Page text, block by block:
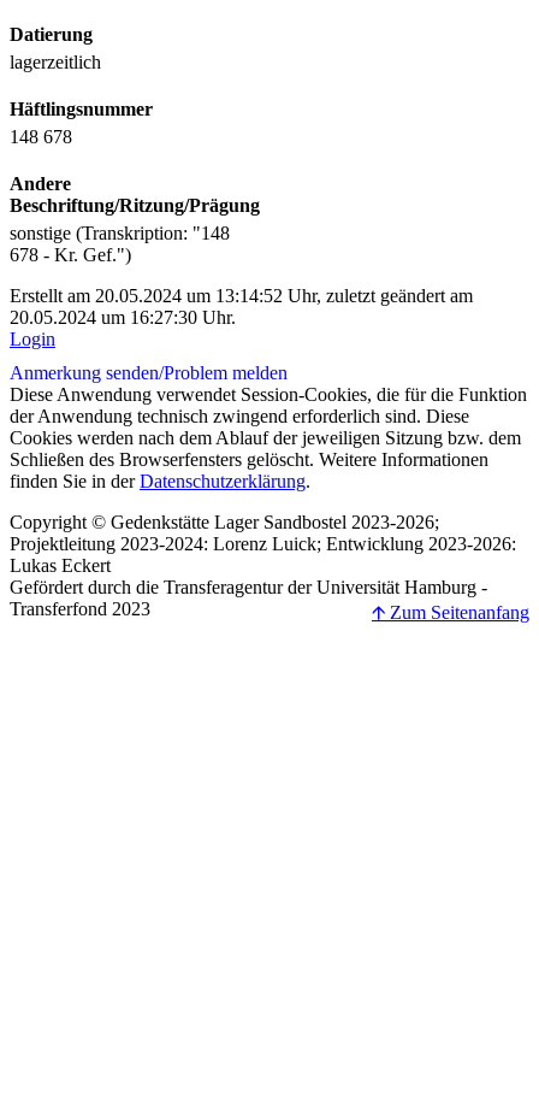
Datierung
lagerzeitlich
Häftlingsnummer
148 678
Andere
Beschriftung/Ritzung/Prägung
sonstige (Transkription: "148
678 - Kr. Gef.")
Erstellt am 20.05.2024 um 13:14:52 Uhr, zuletzt geändert am
20.05.2024 um 16:27:30 Uhr.
Login
Anmerkung senden/Problem melden
Diese Anwendung verwendet Session-Cookies, die für die Funktion
der Anwendung technisch zwingend erforderlich sind. Diese
Cookies werden nach dem Ablauf der jeweiligen Sitzung bzw. dem
Schließen des Browserfensters gelöscht. Weitere Informationen
finden Sie in derDatenschutzerklärung.
Copyright © Gedenkstätte Lager Sandbostel 2023-2026;
Projektleitung 2023-2024: Lorenz Luick; Entwicklung 2023-2026:
Lukas Eckert
Gefördert durch die Transferagentur der Universität Hamburg -
Transferfond 2023
🡩 Zum Seitenanfang